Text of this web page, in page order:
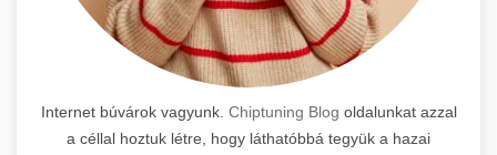
Internet búvárok vagyunk. Chiptuning Blog oldalunkat azzal
a céllal hoztuk létre, hogy láthatóbbá tegyük a hazai